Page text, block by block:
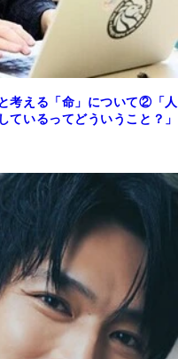
考える「命」について②「人
ているってどういうこと？」